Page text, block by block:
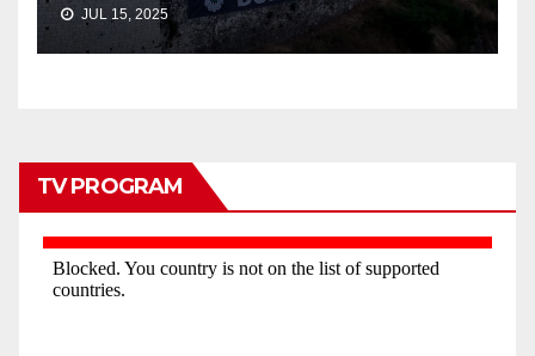
JUL 15, 2025
TV PROGRAM